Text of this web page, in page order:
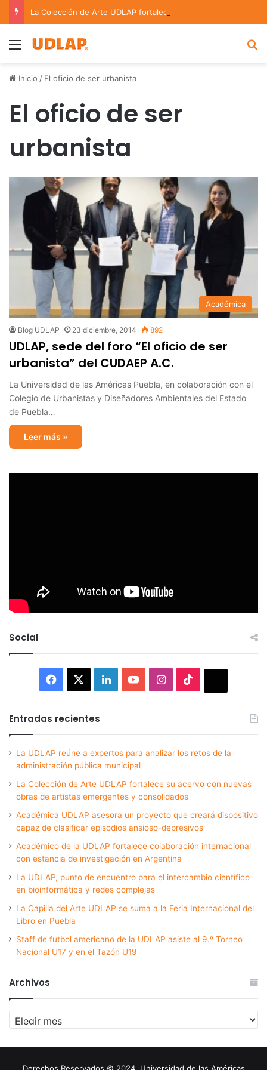
Menu
Inicio / El oficio de ser urbanista
El oficio de ser
urbanista
Académica
Blog UDLAP 23 diciembre, 2014 892
UDLAP, sede del foro “El oficio de ser
urbanista” del CUDAEP A.C.
La Universidad de las Américas Puebla, en colaboración con el
Colegio de Urbanistas y Diseñadores Ambientales del Estado
de Puebla…
Leer más »
Social
Facebook LinkedInYouTubeInstagram
Entradas recientes
La UDLAP reúne a expertos para analizar los retos de la
administración pública municipal
La Colección de Arte UDLAP fortalece su acervo con nuevas
obras de artistas emergentes y consolidados
Académica UDLAP asesora un proyecto que creará dispositivo
capaz de clasificar episodios ansioso-depresivos
Académico de la UDLAP fortalece colaboración internacional
con estancia de investigación en Argentina
La UDLAP, punto de encuentro para el intercambio científico
en bioinformática y redes complejas
La Capilla del Arte UDLAP se suma a la Feria Internacional del
Libro en Puebla
Staff de futbol americano de la UDLAP asiste al 9.º Torneo
Nacional U17 y en el Tazón U19
Archivos
Archivos